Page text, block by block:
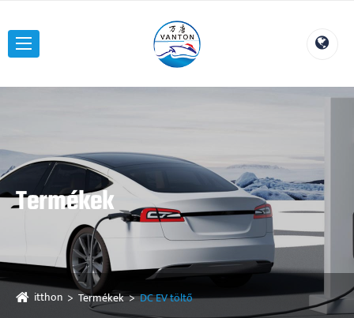
Termékek
itthon Termékek DC EV töltő